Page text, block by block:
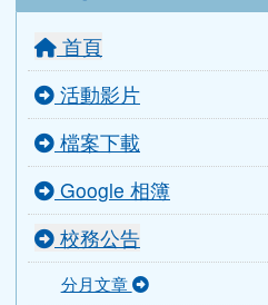
檔案下載
Google 相簿
校務公告
分月文章
評鑑檔案管理
行事曆